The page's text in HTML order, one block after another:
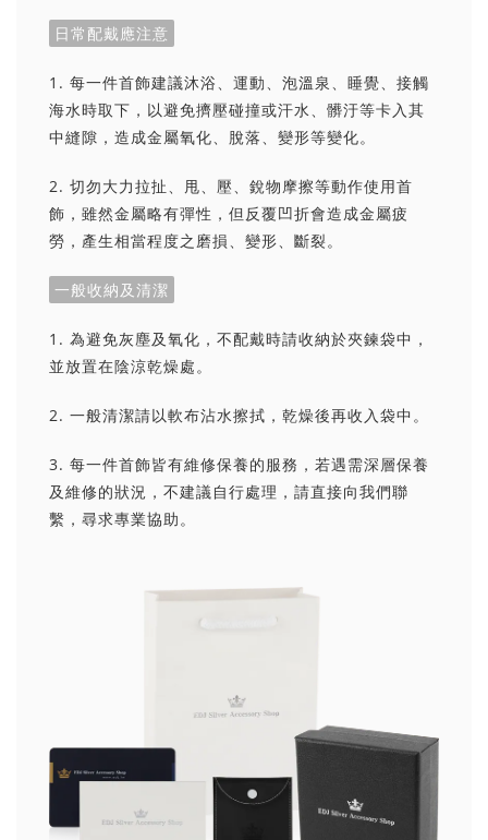
日常配戴應注意
1. 每一件首飾建議沐浴、運動、泡溫泉、睡覺、接觸
海水時取下，以避免擠壓碰撞或汗水、髒汙等卡入其
中縫隙，造成金屬氧化、脫落、變形等變化。
2. 切勿大力拉扯、甩、壓、銳物摩擦等動作使用首
飾，雖然金屬略有彈性，但反覆凹折會造成金屬疲
勞，產生相當程度之磨損、變形、斷裂。
一般收納及清潔
1. 為避免灰塵及氧化，不配戴時請收納於夾鍊袋中，
並放置在陰涼乾燥處。
2. 一般清潔請以軟布沾水擦拭，乾燥後再收入袋中。
3. 每一件首飾皆有維修保養的服務，若遇需深層保養
及維修的狀況，不建議自行處理，請直接向我們聯
繫，尋求專業協助。